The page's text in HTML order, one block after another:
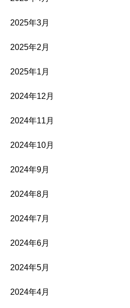
2025年3月
2025年2月
2025年1月
2024年12月
2024年11月
2024年10月
2024年9月
2024年8月
2024年7月
2024年6月
2024年5月
2024年4月